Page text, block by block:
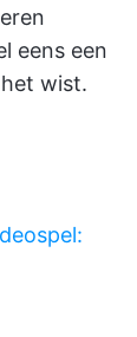
eens een
wist.